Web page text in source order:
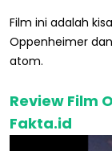
Film ini adalah
Oppenheimer
atom.
Review Film
Fakta.id